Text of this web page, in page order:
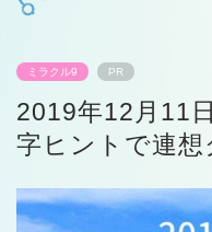
ミラクル9 PR
2019年12月
字ヒントで連想